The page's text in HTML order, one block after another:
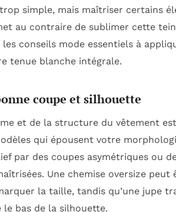
simple, mais maîtriser certains
au contraire de sublimer cette
les conseils mode essentiels à
tenue blanche intégrale.
coupe et silhouette
et de la structure du vêtement
qui épousent votre
par des coupes asymétriques ou
Une chemise oversize peut
la taille, tandis qu’une jupe
le bas de la silhouette.